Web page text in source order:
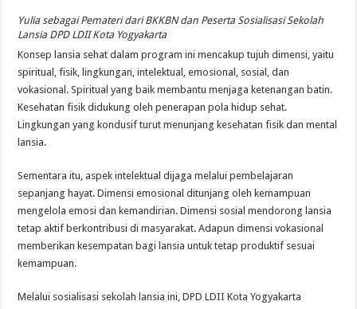
Yulia sebagai Pemateri dari BKKBN dan Peserta Sosialisasi Sekolah
Lansia DPD LDII Kota Yogyakarta
Konsep lansia sehat dalam program ini mencakup tujuh dimensi, yaitu
spiritual, fisik, lingkungan, intelektual, emosional, sosial, dan
vokasional. Spiritual yang baik membantu menjaga ketenangan batin.
Kesehatan fisik didukung oleh penerapan pola hidup sehat.
Lingkungan yang kondusif turut menunjang kesehatan fisik dan mental
lansia.
Sementara itu, aspek intelektual dijaga melalui pembelajaran
sepanjang hayat. Dimensi emosional ditunjang oleh kemampuan
mengelola emosi dan kemandirian. Dimensi sosial mendorong lansia
tetap aktif berkontribusi di masyarakat. Adapun dimensi vokasional
memberikan kesempatan bagi lansia untuk tetap produktif sesuai
kemampuan.
Melalui sosialisasi sekolah lansia ini, DPD LDII Kota Yogyakarta